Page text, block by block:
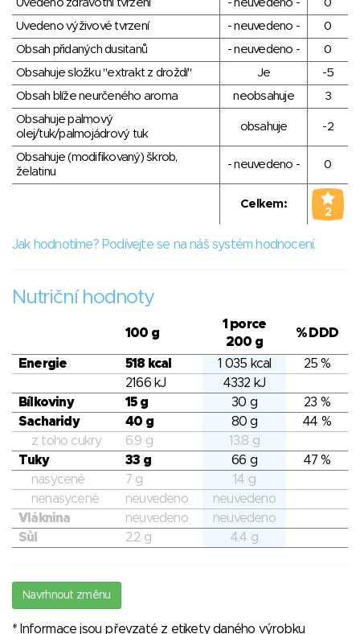
Uvedeno zdravotní tvrzení
- neuvedeno -
0
Uvedeno výživové tvrzení
- neuvedeno -
0
Obsah přidaných dusitanů
- neuvedeno -
0
Obsahuje složku "extrakt z droždí"
Je
-5
Obsah blíže neurčeného aroma
neobsahuje
3
Obsahuje palmový
olej/tuk/palmojádrový tuk
obsahuje -2
Obsahuje (modifikovaný) škrob,
želatinu
- neuvedeno - 0
Celkem:
2
Jak hodnotíme? Podívejte se na náš systém hodnocení.
Nutriční hodnoty
100 g
1 porce
200 g
% DDD
Energie 518 kcal 1 035 kcal
25 %
2166 kJ
4332 kJ
Bílkoviny
15 g 30 g
23 %
Sacharidy
40 g 80 g
44 %
z toho cukry
6.9 g
13.8 g
Tuky
33 g 66 g
47 %
nasycené
7 g
14 g
nenasycené
neuvedeno
neuvedeno
Vláknina
neuvedeno
neuvedeno
Sůl
2.2 g 4.4 g
Navrhnout změnu
* Informace jsou převzaté z etikety daného výrobku